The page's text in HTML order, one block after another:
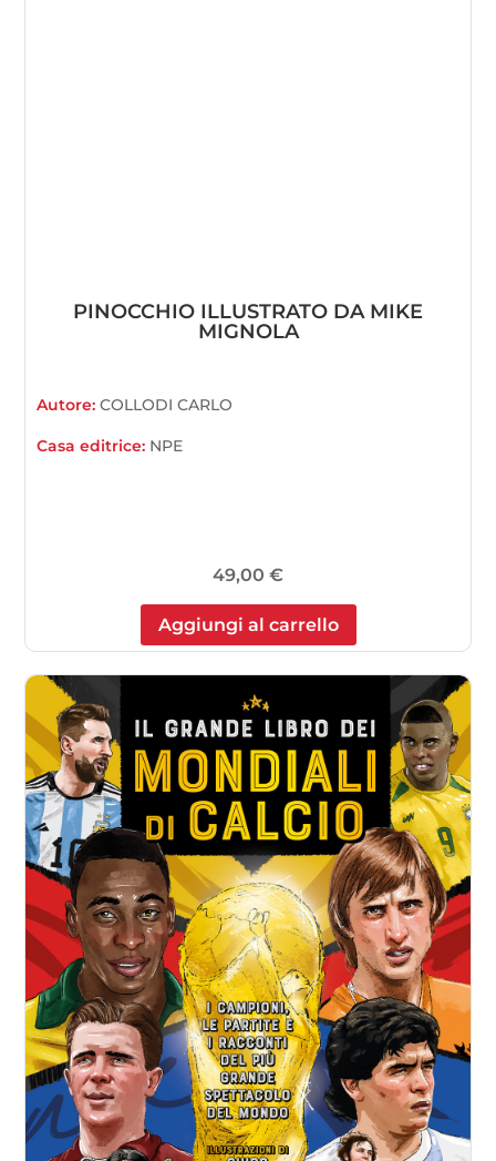
PINOCCHIO ILLUSTRATO DA MIKE
MIGNOLA
Autore:COLLODI CARLO
Casa editrice: NPE
49,00 €
Aggiungi al carrello